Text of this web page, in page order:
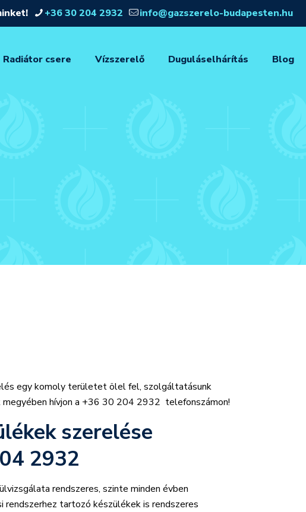
+36 30 204 2932 info@gazszerelo-budapesten.hu
Radiátor csere Vízszerelő Duguláselhárítás Blog
egy komoly területet ölel fel, szolgáltatásunk
hívjon a +36 30 204 2932 telefonszámon!
szerelése
2932
rendszeres, szinte minden évben
tartozó készülékek is rendszeres